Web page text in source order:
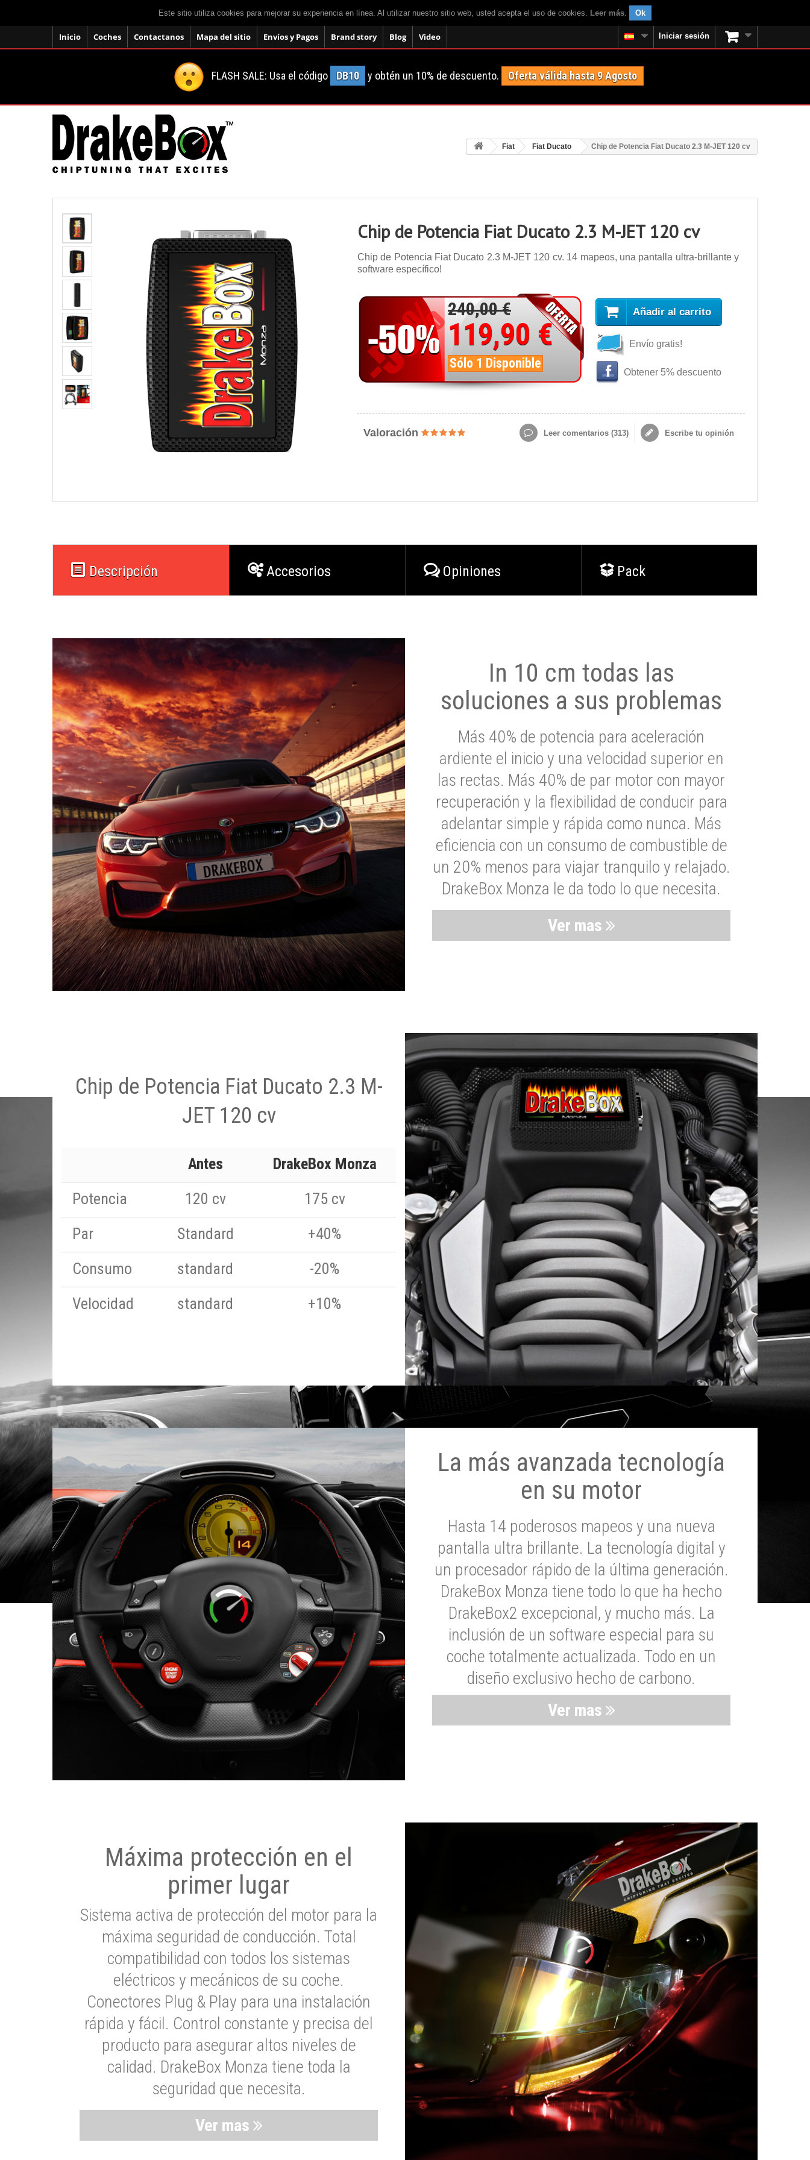
Este sitio utiliza cookies para mejorar su experiencia en línea. Al utilizar nuestro sitio web, usted acepta el uso de cookies. Leer más. Ok
Inicio Coches Contactanos Mapa del sitio Envíos y Pagos Brand story Blog Video Iniciar sesión
FLASH SALE: Usa el código DB10 y obtén un 10% de descuento. Oferta válida hasta 9 Agosto
Fiat Fiat Ducato Chip de Potencia Fiat Ducato 2.3 M-JET 120 cv
Chip de Potencia Fiat Ducato 2.3 M-JET 120 cv
Chip de Potencia Fiat Ducato 2.3 M-JET 120 cv. 14 mapeos, una pantalla ultra-brillante y
software específico!
240,00 €
119,90 €
Sólo 1 Disponible
Añadir al carrito
Envío gratis!
Obtener 5% descuento
Valoración Leer comentarios (313) Escribe tu opinión
Descripción Accesorios Opiniones Pack
In 10 cm todas las
soluciones a sus problemas
Más 40% de potencia para aceleración
ardiente el inicio y una velocidad superior en
las rectas. Más 40% de par motor con mayor
recuperación y la flexibilidad de conducir para
adelantar simple y rápida como nunca. Más
eficiencia con un consumo de combustible de
un 20% menos para viajar tranquilo y relajado.
DrakeBox Monza le da todo lo que necesita.
Ver mas
Chip de Potencia Fiat Ducato 2.3 M-
JET 120 cv
Antes
DrakeBox Monza
Potencia
120 cv
175 cv
Par
Standard
+40%
Consumo
standard
-20%
Velocidad
standard +10%
La más avanzada tecnología
en su motor
Hasta 14 poderosos mapeos y una nueva
pantalla ultra brillante. La tecnología digital y
un procesador rápido de la última generación.
DrakeBox Monza tiene todo lo que ha hecho
DrakeBox2 excepcional, y mucho más. La
inclusión de un software especial para su
coche totalmente actualizada. Todo en un
diseño exclusivo hecho de carbono.
Ver mas
Máxima protección en el
primer lugar
Sistema activa de protección del motor para la
máxima seguridad de conducción. Total
compatibilidad con todos los sistemas
eléctricos y mecánicos de su coche.
Conectores Plug & Play para una instalación
rápida y fácil. Control constante y precisa del
producto para asegurar altos niveles de
calidad. DrakeBox Monza tiene toda la
seguridad que necesita.
Ver mas